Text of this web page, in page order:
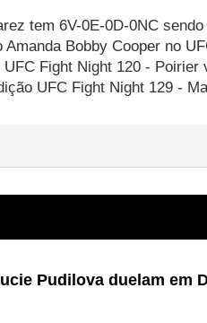
tem 6V-0E-0D-0NC sendo
Bobby Cooper no
Fight Night 120 - Poirier
UFC Fight Night 129 -
Pudilova duelam em